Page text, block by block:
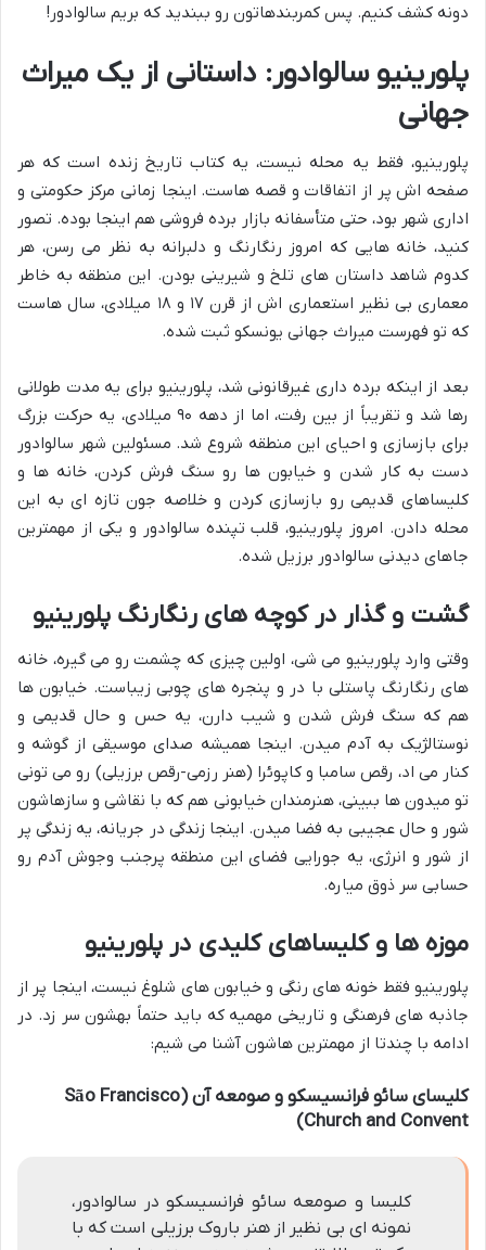
دونه کشف کنیم. پس کمربندهاتون رو ببندید که بریم سالوادور!
پلورینیو سالوادور: داستانی از یک میراث
جهانی
پلورینیو، فقط یه محله نیست، یه کتاب تاریخ زنده است که هر
صفحه اش پر از اتفاقات و قصه هاست. اینجا زمانی مرکز حکومتی و
اداری شهر بود، حتی متأسفانه بازار برده فروشی هم اینجا بوده. تصور
کنید، خانه هایی که امروز رنگارنگ و دلبرانه به نظر می رسن، هر
کدوم شاهد داستان های تلخ و شیرینی بودن. این منطقه به خاطر
معماری بی نظیر استعماری اش از قرن ۱۷ و ۱۸ میلادی، سال هاست
که تو فهرست میراث جهانی یونسکو ثبت شده.
بعد از اینکه برده داری غیرقانونی شد، پلورینیو برای یه مدت طولانی
رها شد و تقریباً از بین رفت، اما از دهه ۹۰ میلادی، یه حرکت بزرگ
برای بازسازی و احیای این منطقه شروع شد. مسئولین شهر سالوادور
دست به کار شدن و خیابون ها رو سنگ فرش کردن، خانه ها و
کلیساهای قدیمی رو بازسازی کردن و خلاصه جون تازه ای به این
محله دادن. امروز پلورینیو، قلب تپنده سالوادور و یکی از مهمترین
جاهای دیدنی سالوادور برزیل شده.
گشت و گذار در کوچه های رنگارنگ پلورینیو
وقتی وارد پلورینیو می شی، اولین چیزی که چشمت رو می گیره، خانه
های رنگارنگ پاستلی با در و پنجره های چوبی زیباست. خیابون ها
هم که سنگ فرش شدن و شیب دارن، یه حس و حال قدیمی و
نوستالژیک به آدم میدن. اینجا همیشه صدای موسیقی از گوشه و
کنار می اد، رقص سامبا و کاپوئرا (هنر رزمی-رقص برزیلی) رو می تونی
تو میدون ها ببینی، هنرمندان خیابونی هم که با نقاشی و سازهاشون
شور و حال عجیبی به فضا میدن. اینجا زندگی در جریانه، یه زندگی پر
از شور و انرژی، یه جورایی فضای این منطقه پرجنب وجوش آدم رو
حسابی سر ذوق میاره.
موزه ها و کلیساهای کلیدی در پلورینیو
پلورینیو فقط خونه های رنگی و خیابون های شلوغ نیست، اینجا پر از
جاذبه های فرهنگی و تاریخی مهمیه که باید حتماً بهشون سر زد. در
ادامه با چندتا از مهمترین هاشون آشنا می شیم:
کلیسای سائو فرانسیسکو و صومعه آن (São Francisco
Church and Convent)
کلیسا و صومعه سائو فرانسیسکو در سالوادور،
نمونه ای بی نظیر از هنر باروک برزیلی است که با